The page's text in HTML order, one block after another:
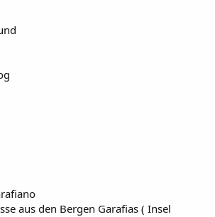
aus den Bergen Garafias ( Insel